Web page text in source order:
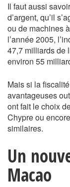
Il faut aussi
d’argent, qu’il
ou de machines
l’année 2005,
47,7 milliards de
environ 55
Mais si la
avantageuses
ont fait le choix
Chypre ou
similaires.
Un
Macao